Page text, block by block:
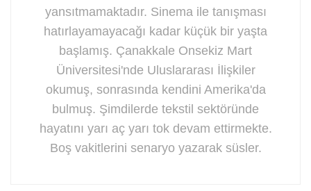
yansıtmamaktadır. Sinema ile tanışması
hatırlayamayacağı kadar küçük bir yaşta
başlamış. Çanakkale Onsekiz Mart
Üniversitesi'nde Uluslararası İlişkiler
okumuş, sonrasında kendini Amerika'da
bulmuş. Şimdilerde tekstil sektöründe
hayatını yarı aç yarı tok devam ettirmekte.
Boş vakitlerini senaryo yazarak süsler.